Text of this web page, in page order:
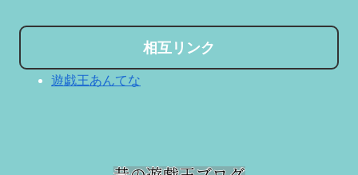
相互リンク
遊戯王あんてな